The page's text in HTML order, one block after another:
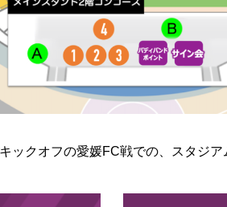
ックオフの愛媛FC戦での、スタジア